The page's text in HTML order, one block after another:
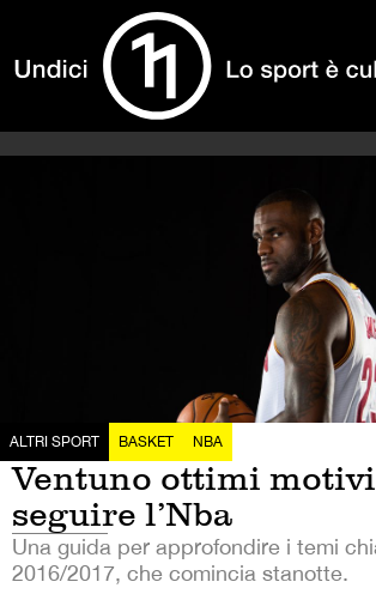
ALTRI SPORT BASKET NBA
Ventuno ottimi
seguire l’Nba
Una guida per approfondire i temi
2016/2017, che comincia stanotte.